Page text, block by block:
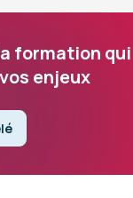
formation qui
enjeux